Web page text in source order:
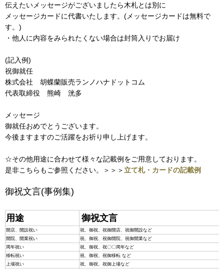
伝えたいメッセージがございましたら木札とは別に
メッセージカードに代書いたします。(メッセージカードは無料で
す。)
・他人に内容をみられたくない場合は封筒入りでお届け
(記入例)
祝御就任
株式会社 胡蝶蘭販売ランノハナドットコム
代表取締役 熊崎 洸多
メッセージ
御就任おめでとうございます。
今後ますますのご活躍をお祈り申し上げます。
☆その他用途に合わせて様々な記載例をご用意しております。
是非こちらもご参照ください。＞＞＞立て札・カードの記載例
御祝文言(事例集)
用途 御祝文言
開店、開設祝い
祝、御祝、祝御開店、祝御開設など
開院、開業祝い
祝、御祝、祝御開院、祝御開業など
周年祝い
祝、御祝、祝〇〇周年など
移転祝い
祝、御祝、祝御移転 など
上場祝い
祝、御祝、祝御上場など